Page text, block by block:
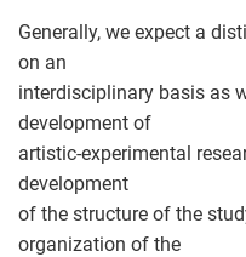
Generally, we expect a
on an
interdisciplinary basis as
development of
artistic-experimental
development
of the structure of the
organization of the